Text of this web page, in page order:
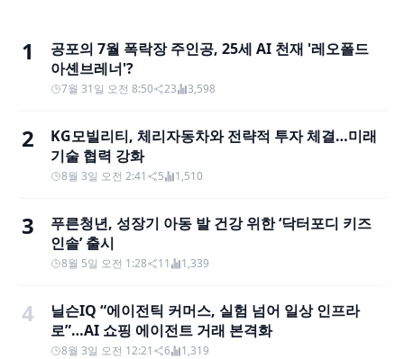
1
공포의 7월 폭락장 주인공, 25세 AI 천재 '레오폴드
아셴브레너'?
7월 31일 오전 8:50 23 3,598
2
KG모빌리티, 체리자동차와 전략적 투자 체결…미래
기술 협력 강화
8월 3일 오전 2:41 5 1,510
3
푸른청년, 성장기 아동 발 건강 위한 ‘닥터포디 키즈
인솔’ 출시
8월 5일 오전 1:28 11 1,339
4
닐슨IQ “에이전틱 커머스, 실험 넘어 일상 인프라
로”…AI 쇼핑 에이전트 거래 본격화
8월 3일 오전 12:21 6 1,319